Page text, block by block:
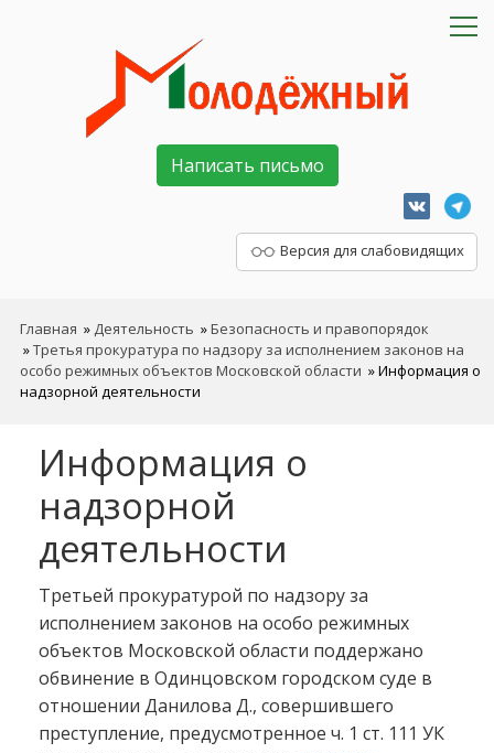
Написать письмо
Версия для слабовидящих
Главная » Деятельность »Безопасность и правопорядок
»Третья прокуратура по надзору за исполнением законов на
особо режимных объектов Московской области »Информация о
надзорной деятельности
Информация о
надзорной
деятельности
Третьей прокуратурой по надзору за
исполнением законов на особо режимных
объектов Московской области поддержано
обвинение в Одинцовском городском суде в
отношении Данилова Д., совершившего
преступление, предусмотренное ч. 1 ст. 111 УК